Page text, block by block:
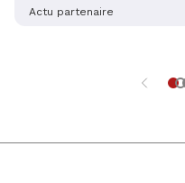
alsaciennes sont en train
Actu partenaire